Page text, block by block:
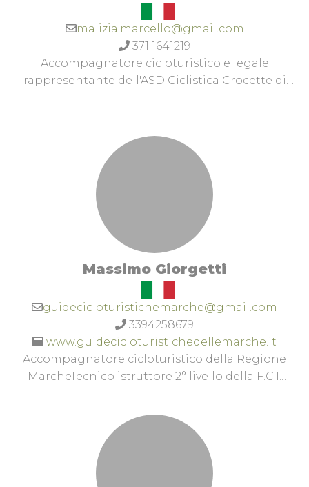
malizia.marcello@gmail.com
371 1641219
Accompagnatore cicloturistico e legale
rappresentante dell'ASD Ciclistica Crocette di
Massimo Giorgetti
guidecicloturistichemarche@gmail.com
3394258679
www.guidecicloturistichedellemarche.it
Accompagnatore cicloturistico della Regione
MarcheTecnico istruttore 2° livello della F.C.I.
provincia di Macerata, dei Monti Sibillini e del
parco del Conero.www.facebook.com/Guide-
Cicloturistiche-delle-Marche-
110816337720845www.instagram.com/